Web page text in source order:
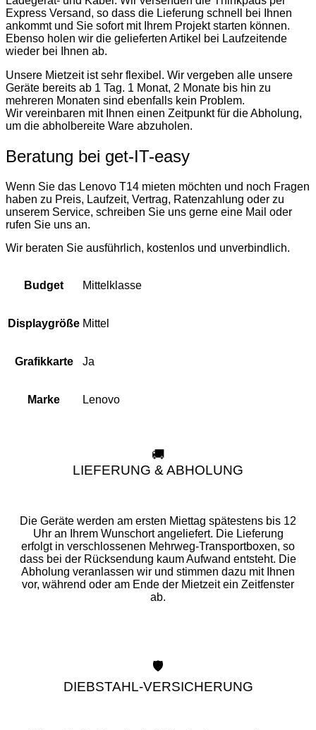
Express Versand, so dass die Lieferung schnell bei Ihnen
ankommt und Sie sofort mit Ihrem Projekt starten können.
Ebenso holen wir die gelieferten Artikel bei Laufzeitende
wieder bei Ihnen ab.
Unsere Mietzeit ist sehr flexibel. Wir vergeben alle unsere
Geräte bereits ab 1 Tag. 1 Monat, 2 Monate bis hin zu
mehreren Monaten sind ebenfalls kein Problem.
Wir vereinbaren mit Ihnen einen Zeitpunkt für die Abholung,
um die abholbereite Ware abzuholen.
Beratung bei get-IT-easy
Wenn Sie das Lenovo T14 mieten möchten und noch Fragen
haben zu Preis, Laufzeit, Vertrag, Ratenzahlung oder zu
unserem Service, schreiben Sie uns gerne eine Mail oder
rufen Sie uns an.
Wir beraten Sie ausführlich, kostenlos und unverbindlich.
Budget Mittelklasse
Displaygröße Mittel
Grafikkarte Ja
Marke Lenovo
🚚
LIEFERUNG & ABHOLUNG
Die Geräte werden am ersten Miettag spätestens bis 12
Uhr an Ihrem Wunschort angeliefert. Die Lieferung
erfolgt in verschlossenen Mehrweg-Transportboxen, so
dass bei der Rücksendung kaum Aufwand entsteht. Die
Abholung veranlassen wir und stimmen dazu mit Ihnen
vor, während oder am Ende der Mietzeit ein Zeitfenster
ab.
🛡️
DIEBSTAHL-VERSICHERUNG